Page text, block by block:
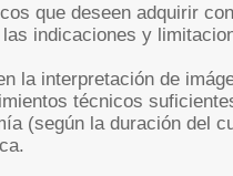
que deseen adquirir
indicaciones y
la interpretación de
técnicos
(según la duración del